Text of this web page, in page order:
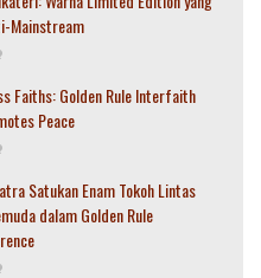
Mainstream
Faiths: Golden Rule Interfaith
Peace
Satukan Enam Tokoh Lintas
dalam Golden Rule